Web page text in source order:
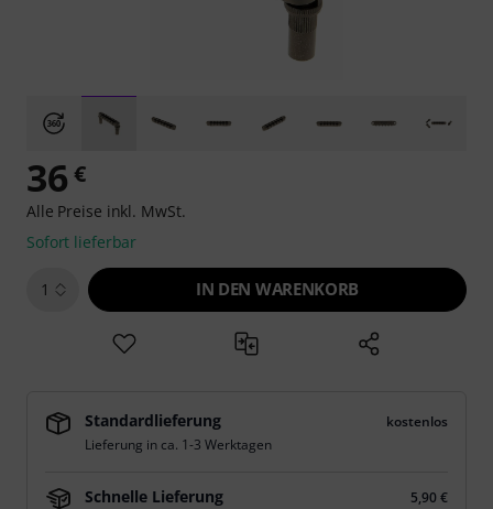
36 €
Alle Preise inkl. MwSt.
Sofort lieferbar
1 IN DEN WARENKORB
Standardlieferung
kostenlos
Lieferung in ca. 1-3 Werktagen
Schnelle Lieferung
5,90 €